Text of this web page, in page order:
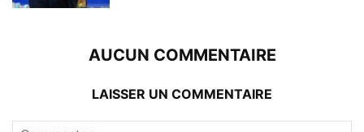
AUCUN COMMENTAIRE
LAISSER UN COMMENTAIRE